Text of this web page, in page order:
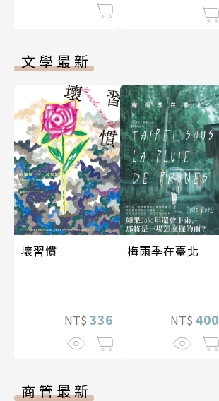
文學最新
壞習慣
NT$ 336
梅雨季在臺北
NT$ 400
商管最新